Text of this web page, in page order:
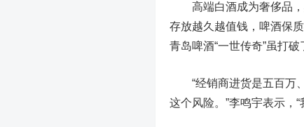
高端白酒成为奢侈品，
存放越久越值钱，啤酒保
青岛啤酒“一世传奇”虽打
“经销商进货是五百万、
这个风险。”李鸣宇表示，